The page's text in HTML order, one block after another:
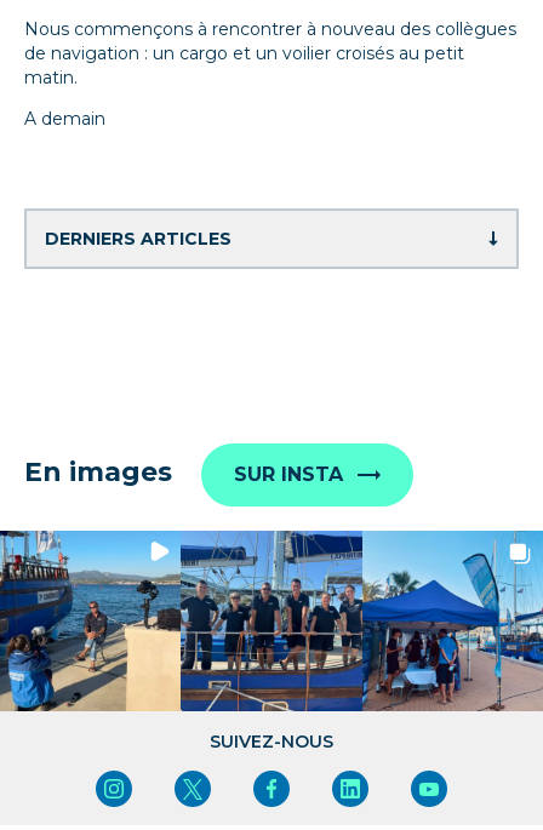
Nous commençons à rencontrer à nouveau des collègues
de navigation : un cargo et un voilier croisés au petit
matin.
A demain
En images SUR INSTA
SUIVEZ-NOUS